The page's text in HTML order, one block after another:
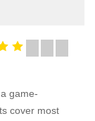
game-
cover most